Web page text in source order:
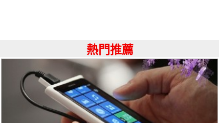
熱門推薦